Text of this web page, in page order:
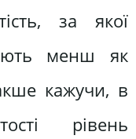
за якої
менш як
кажучи, в
рівень